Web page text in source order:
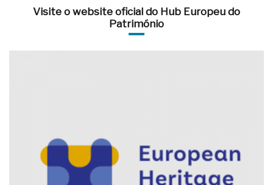
Visite o website oficial do Hub Europeu do
Património